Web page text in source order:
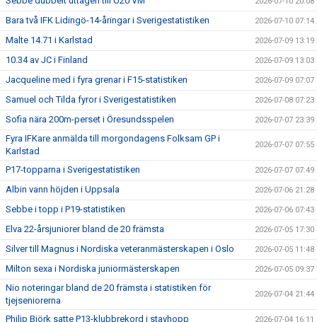
Bara två IFK Lidingö-14-åringar i Sverigestatistiken 2026-07-10 07:14
Malte 14.71 i Karlstad 2026-07-09 13:19
10.34 av JC i Finland 2026-07-09 13:03
Jacqueline med i fyra grenar i F15-statistiken 2026-07-09 07:07
Samuel och Tilda fyror i Sverigestatistiken 2026-07-08 07:23
Sofia nära 200m-perset i Öresundsspelen 2026-07-07 23:39
Fyra IFKare anmälda till morgondagens Folksam GP i
Karlstad
2026-07-07 07:55
P17-topparna i Sverigestatistiken 2026-07-07 07:49
Albin vann höjden i Uppsala 2026-07-06 21:28
Sebbe i topp i P19-statistiken 2026-07-06 07:43
Elva 22-årsjuniorer bland de 20 främsta 2026-07-05 17:30
Silver till Magnus i Nordiska veteranmästerskapen i Oslo 2026-07-05 11:48
Milton sexa i Nordiska juniormästerskapen 2026-07-05 09:37
Nio noteringar bland de 20 främsta i statistiken för
tjejseniorerna
2026-07-04 21:44
Philip Björk satte P13-klubbrekord i stavhopp 2026-07-04 16:11